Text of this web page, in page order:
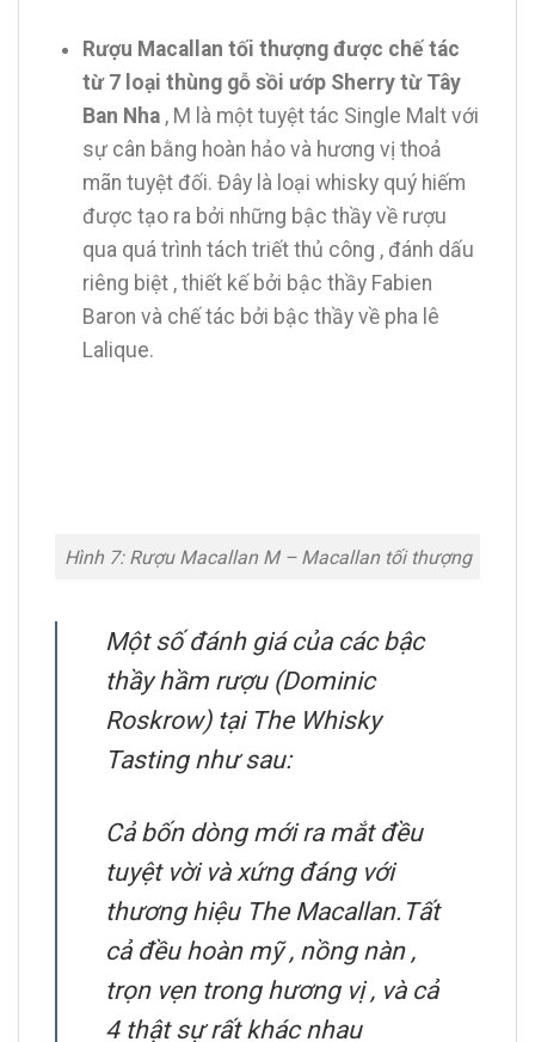
Rượu Macallan tối thượng được chế tác
từ 7 loại thùng gỗ sồi ướp Sherry từ Tây
Ban Nha, M là một tuyệt tác Single Malt với
sự cân bằng hoàn hảo và hương vị thoả
mãn tuyệt đối. Đây là loại whisky quý hiếm
được tạo ra bởi những bậc thầy về rượu
qua quá trình tách triết thủ công , đánh dấu
riêng biệt , thiết kế bởi bậc thầy Fabien
Baron và chế tác bởi bậc thầy về pha lê
Lalique.
Hình 7: Rượu Macallan M – Macallan tối thượng
Một số đánh giá của các bậc
thầy hầm rượu (Dominic
Roskrow) tại The Whisky
Tasting như sau:
Cả bốn dòng mới ra mắt đều
tuyệt vời và xứng đáng với
thương hiệu The Macallan.Tất
cả đều hoàn mỹ , nồng nàn ,
trọn vẹn trong hương vị , và cả
4 thật sự rất khác nhau